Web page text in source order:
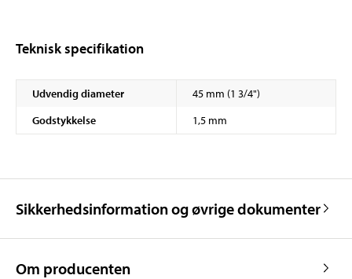
Teknisk specifikation
Udvendig diameter
45 mm (1 3/4")
Godstykkelse
1,5 mm
Sikkerhedsinformation og øvrige dokumenter
Om producenten